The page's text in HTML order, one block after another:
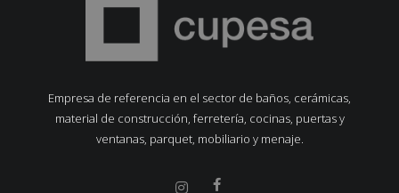
Empresa de referencia en el sector de baños, cerámicas,
material de construcción, ferretería, cocinas, puertas y
ventanas, parquet, mobiliario y menaje.